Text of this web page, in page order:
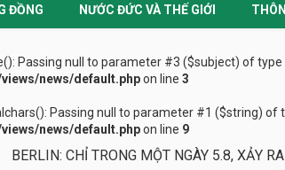
ĐỒNG NƯỚC ĐỨC VÀ THẾ GIỚI
Passing null to parameter #3 ($subject) of
news/default.phpon line 3
Passing null to parameter #1 ($string) of
news/default.phpon line 9
BERLIN: CHỈ TRONG MỘT NGÀY 5.8, XẢY